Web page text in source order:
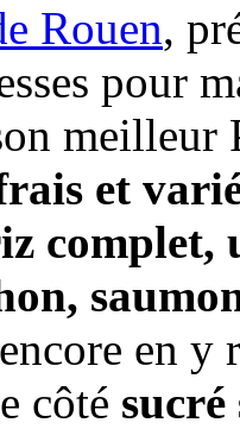
Rouen,
pour
meilleur
et
en y
côté sucré